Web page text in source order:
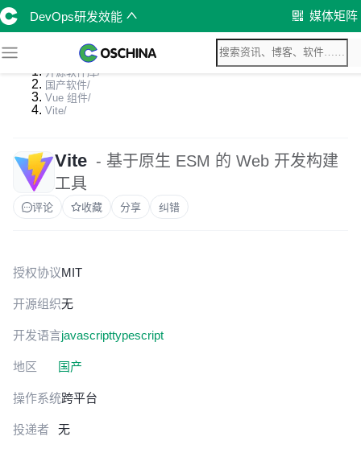
DevOps研发效能 媒体矩阵
开源软件库/
国产软件/
Vue 组件/
Vite/
Vite - 基于原生 ESM 的 Web 开发构建
工具
评论 收藏 分享 纠错
授权协议MIT
开源组织无
开发语言javascripttypescript
地区 国产
操作系统跨平台
投递者 无